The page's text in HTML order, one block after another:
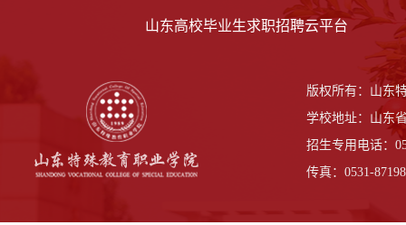
山东高校毕业生求职招聘云平台
版权所有：山
学校地址：山东
招生专用电话：
传真：0531-